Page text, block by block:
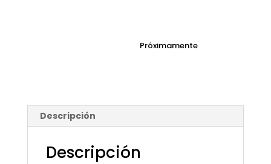
Próximamente
Descripción
Descripción